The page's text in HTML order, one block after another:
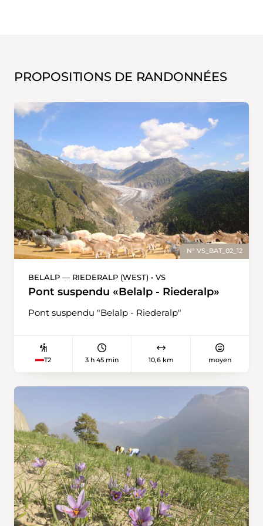
PROPOSITIONS DE RANDONNÉES
N° VS_BAT_02_12
BELALP — RIEDERALP (WEST) • VS
Pont suspendu «Belalp - Riederalp»
Pont suspendu "Belalp - Riederalp"
T2 3 h 45 min 10,6 km moyen